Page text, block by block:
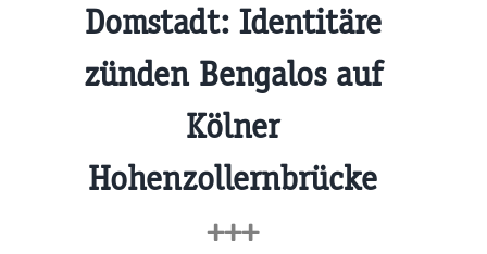
Domstadt: Identitäre
zünden Bengalos auf
Kölner
Hohenzollernbrücke
+++